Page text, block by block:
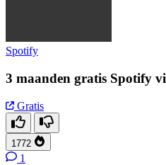
Spotify
3 maanden gratis Spotify
Gratis
1772
1